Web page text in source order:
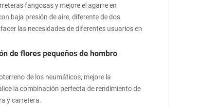
fangosas y mejore el agarre en
baja presión de aire, diferente de dos
las necesidades de diferentes usuarios en
de flores pequeños de hombro
de los neumáticos, mejore la
la combinación perfecta de rendimiento de
y carretera.